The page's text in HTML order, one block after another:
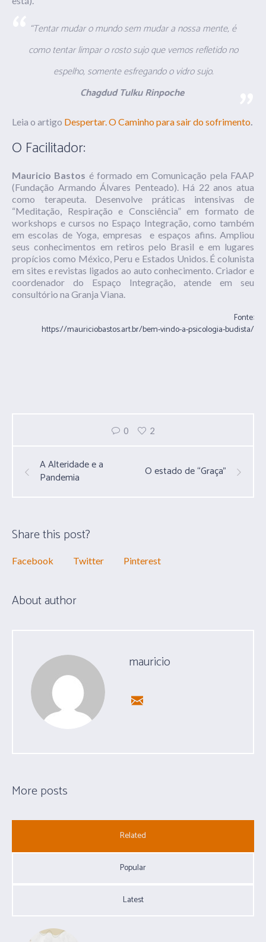
“Tentar mudar o mundo sem mudar a nossa mente, é
como tentar limpar o rosto sujo que vemos refletido no
espelho, somente esfregando o vidro sujo.
Chagdud Tulku Rinpoche
Leia o artigo Despertar. O Caminho para sair do sofrimento
O Facilitador:
Mauricio Bastos é formado em Comunicação pela FAAP
(Fundação Armando Álvares Penteado). Há 22 anos atua
como terapeuta. Desenvolve práticas intensivas de
“Meditação, Respiração e Consciência” em formato de
workshops e cursos no Espaço Integração, como também
em escolas de Yoga, empresas e espaços afins. Ampliou
seus conhecimentos em retiros pelo Brasil e em lugares
propícios como México, Peru e Estados Unidos. É colunista
em sites e revistas ligados ao auto conhecimento. Criador e
coordenador do Espaço Integração, atende em seu
consultório na Granja Viana.
Fonte:
https://mauriciobastos.art.br/bem-vindo-a-psicologia-budista/
0 2
A Alteridade e a
Pandemia
O estado de “Graça”
Share this post?
Facebook Twitter Pinterest
About author
mauricio
More posts
Related
Popular
Latest